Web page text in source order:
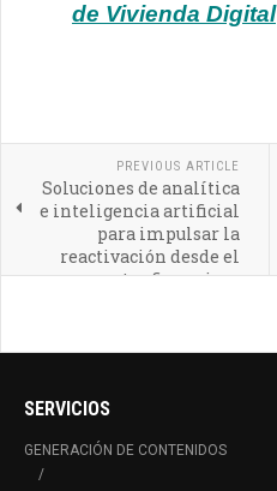
de Vivienda Digital
PREVIOUS ARTICLE
Soluciones de analítica
e inteligencia artificial
para impulsar la
reactivación desde el
sector financiero
SERVICIOS
GENERACIÓN DE CONTENIDOS